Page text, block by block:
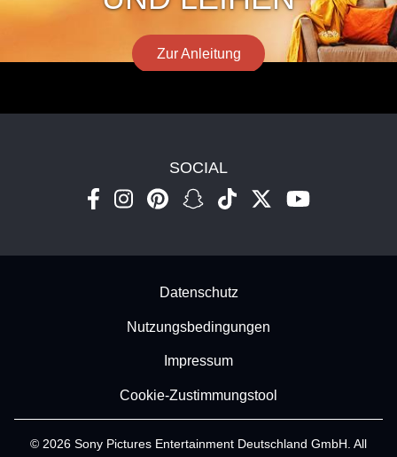
Zur Anleitung
SOCIAL
Footer - SubfooterDatenschutz
Nutzungsbedingungen
Impressum
Cookie-Zustimmungstool
© 2026 Sony Pictures Entertainment Deutschland GmbH. All